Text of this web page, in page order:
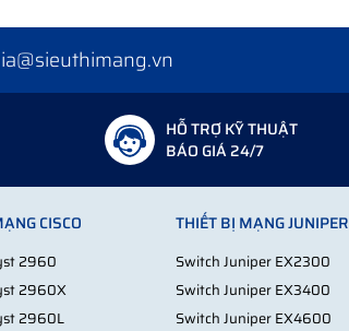
HỖ TRỢ KỸ THUẬT
BÁO GIÁ 24/7
CISCO
2960
2960X
2960L
THIẾT BỊ MẠNG JUNIPER
Switch Juniper EX2300
Switch Juniper EX3400
Switch Juniper EX4600